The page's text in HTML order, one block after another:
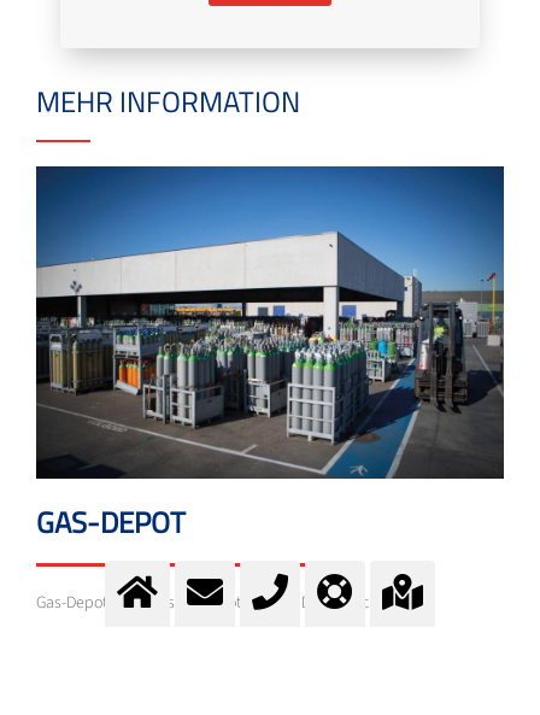
MEHR INFORMATION
GAS-DEPOT
Gas-Depot - Depotliste - Depot-Finder - Depot suchen